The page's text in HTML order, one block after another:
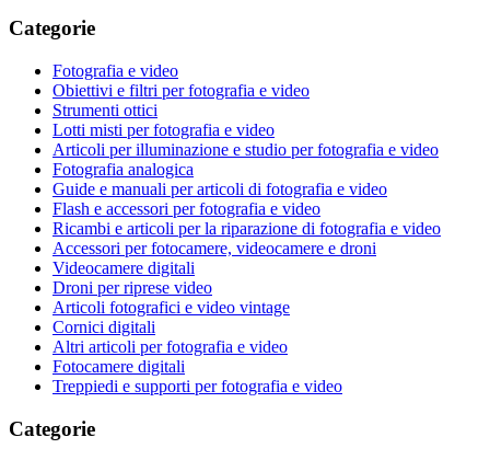
Categorie
Fotografia e video
Obiettivi e filtri per fotografia e video
Strumenti ottici
Lotti misti per fotografia e video
Articoli per illuminazione e studio per fotografia e video
Fotografia analogica
Guide e manuali per articoli di fotografia e video
Flash e accessori per fotografia e video
Ricambi e articoli per la riparazione di fotografia e video
Accessori per fotocamere, videocamere e droni
Videocamere digitali
Droni per riprese video
Articoli fotografici e video vintage
Cornici digitali
Altri articoli per fotografia e video
Fotocamere digitali
Treppiedi e supporti per fotografia e video
Categorie